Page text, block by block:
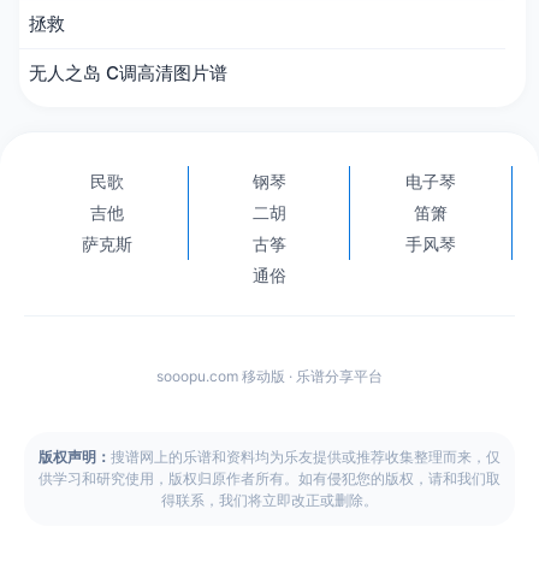
拯救
无人之岛 C调高清图片谱
民歌 钢琴
电子琴
吉他
二胡
笛箫
萨克斯
古筝
手风琴
通俗
sooopu.com 移动版 · 乐谱分享平台
版权声明： 搜谱网上的乐谱和资料均为乐友提供或推荐收集整理而来，仅
供学习和研究使用，版权归原作者所有。如有侵犯您的版权，请和我们取
得联系，我们将立即改正或删除。